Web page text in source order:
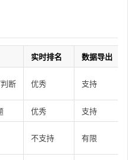
实时排名 数据导出
断 优秀 支持
优秀 支持
不支持 有限